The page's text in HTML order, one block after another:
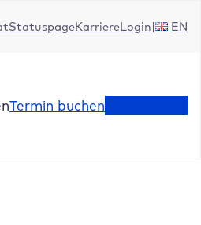
StatuspageKarriereLogin EN
Termin buchen